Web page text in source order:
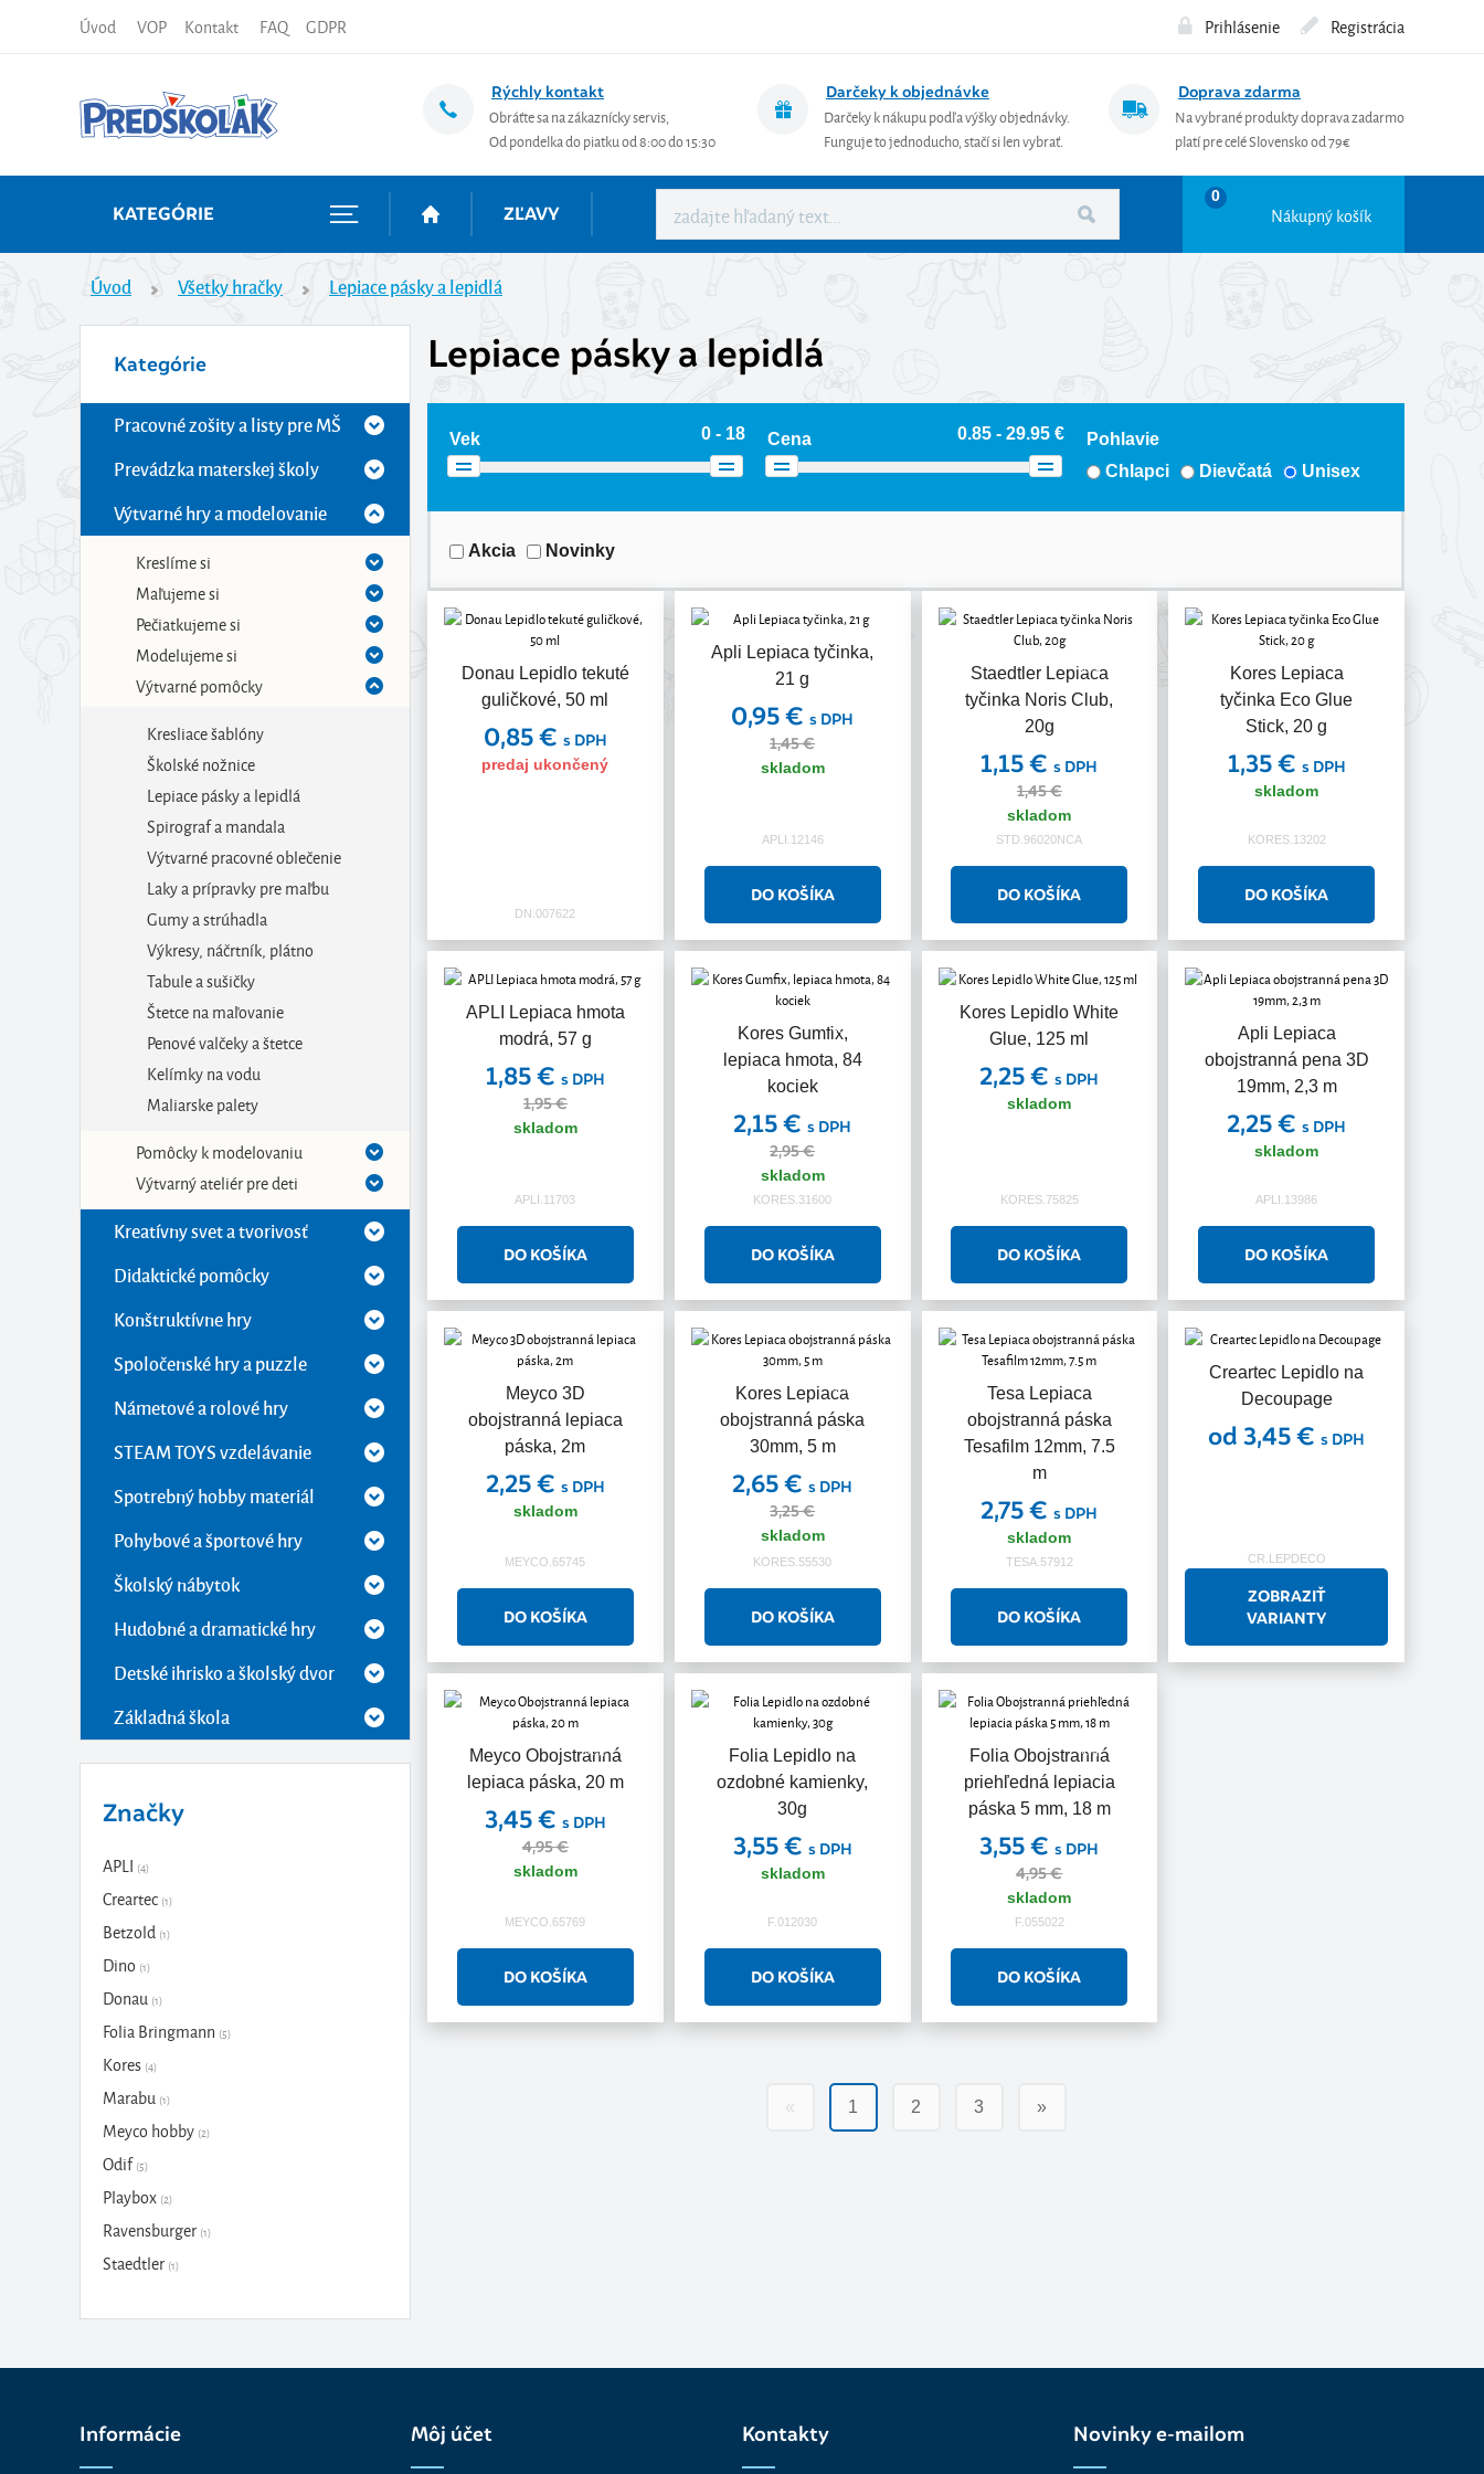
Úvod VOP Kontakt FAQ GDPR Prihlásenie Registrácia
Rýchly kontakt
Obráťte sa na zákaznícky servis,
Od pondelka do piatku od 8:00 do 15:30
Darčeky k objednávke
Darčeky k nákupu podľa výšky objednávky.
Funguje to jednoducho, stačí si len vybrať.
Doprava zdarma
Na vybrané produkty doprava zadarmo
platí pre celé Slovensko od 79€
KATEGÓRIE ZĽAVY
0
Nákupný košík
Úvod Všetky hračky Lepiace pásky a lepidlá
Kategórie
Pracovné zošity a listy pre MŠ
Prevádzka materskej školy
Výtvarné hry a modelovanie
Kreslíme si
Maľujeme si
Pečiatkujeme si
Modelujeme si
Výtvarné pomôcky
Kresliace šablóny
Školské nožnice
Lepiace pásky a lepidlá
Spirograf a mandala
Výtvarné pracovné oblečenie
Laky a prípravky pre maľbu
Gumy a strúhadla
Výkresy, náčrtník, plátno
Tabule a sušičky
Štetce na maľovanie
Penové valčeky a štetce
Kelímky na vodu
Maliarske palety
Pomôcky k modelovaniu
Výtvarný ateliér pre deti
Kreatívny svet a tvorivosť
Didaktické pomôcky
Konštruktívne hry
Spoločenské hry a puzzle
Námetové a rolové hry
STEAM TOYS vzdelávanie
Spotrebný hobby materiál
Pohybové a športové hry
Školský nábytok
Hudobné a dramatické hry
Detské ihrisko a školský dvor
Základná škola
Značky
APLI (4)
Creartec (1)
Betzold (1)
Dino (1)
Donau (1)
Folia Bringmann (5)
Kores (4)
Marabu (1)
Meyco hobby (2)
Odif (5)
Playbox (2)
Ravensburger (1)
Staedtler (1)
Lepiace pásky a lepidlá
Vek 0 - 18 Cena 0.85 - 29.95 €
Pohlavie
Chlapci
Dievčatá Unisex
Akcia Novinky
Donau Lepidlo tekuté
guličkové, 50 ml
0,85 € s DPH
predaj ukončený
DN.007622
Apli Lepiaca tyčinka,
21 g
Akcia
0,95 €s DPH
1,45 €
skladom
APLI.12146
Staedtler Lepiaca
tyčinka Noris Club,
20g
Akcia
1,15 €s DPH
1,45 €
skladom
STD.96020NCA
Kores Lepiaca
tyčinka Eco Glue
Stick, 20 g
1,35 € s DPH
skladom
KORES.13202
APLI Lepiaca hmota
modrá, 57 g
Akcia
1,85 € s DPH
1,95 €
skladom
APLI.11703
Kores Gumfix,
lepiaca hmota, 84
kociek
Akcia
2,15 €s DPH
2,95 €
skladom
KORES.31600
Kores Lepidlo White
Glue, 125 ml
2,25 €s DPH
skladom
KORES.75825
Apli Lepiaca
obojstranná pena 3D
19mm, 2,3 m
2,25 €s DPH
skladom
APLI.13986
Meyco 3D
obojstranná lepiaca
páska, 2m
2,25 € s DPH
skladom
MEYCO.65745
Kores Lepiaca
obojstranná páska
30mm, 5 m
Akcia
2,65 €s DPH
3,25 €
skladom
KORES.55530
Tesa Lepiaca
obojstranná páska
Tesafilm 12mm, 7.5
m
2,75 €s DPH
skladom
TESA.57912
Creartec Lepidlo na
Decoupage
od 3,45 €s DPH
CR.LEPDECO
ZOBRAZIŤ
VARIANTY
Meyco Obojstranná
lepiaca páska, 20 m
Akcia
3,45 € s DPH
4,95 €
skladom
MEYCO.65769
Folia Lepidlo na
ozdobné kamienky,
30g
3,55 € s DPH
skladom
F.012030
Folia Obojstranná
priehľedná lepiacia
páska 5 mm, 18 m
Akcia
3,55 €s DPH
4,95 €
skladom
F.055022
« 1 2 3 »
Informácie Môj účet Kontakty Novinky e-mailom